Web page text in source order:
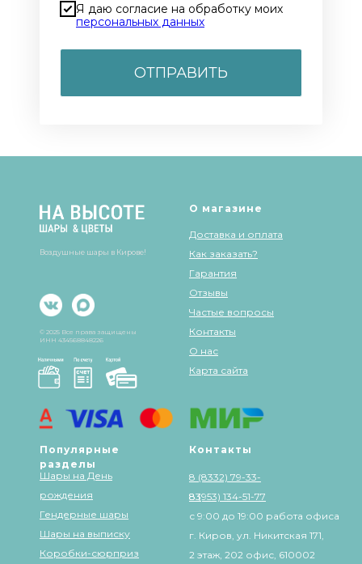
Я даю согласие на обработку моих
персональных данных
ОТПРАВИТЬ
О магазине
Доставка и оплата
Популярные
разделы
Шары на День
рождения
Контакты
© 2025 Все права защищены
Как заказать?
Гарантия
Отзывы
Частые вопросы
Контакты
О нас
Гендерные шары
Шары на выписку
Коробки-сюрприз
8 (8332) 79-33-
83
8 (953) 134-51-77
с 9:00 до 19:00 работа офиса
г. Киров, ул. Никитская 171,
2 этаж, 202 офис, 610002
ИНН 434568848226
Карта сайта
Воздушные шары в Кирове!